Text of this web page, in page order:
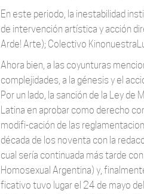
En este periodo, la inestabilidad
de intervención artística y acción
Arde! Arte); Colectivo
Ahora bien, a las coyunturas
complejidades, a la génesis y el
Por un lado, la sanción de la Ley
Latina en aprobar como derecho
modifi-cación de las
década de los noventa con la
cual sería continuada más tarde con
Homosexual Argentina) y,
ficativo tuvo lugar el 24 de mayo